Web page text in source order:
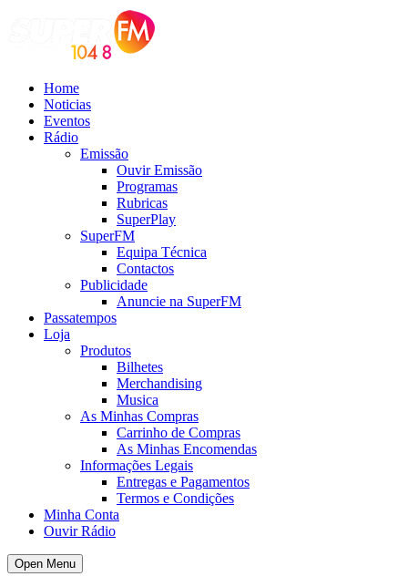
Home
Noticias
Eventos
Rádio
Emissão
Ouvir Emissão
Programas
Rubricas
SuperPlay
SuperFM
Equipa Técnica
Contactos
Publicidade
Anuncie na SuperFM
Passatempos
Loja
Produtos
Bilhetes
Merchandising
Musica
As Minhas Compras
Carrinho de Compras
As Minhas Encomendas
Informações Legais
Entregas e Pagamentos
Termos e Condições
Minha Conta
Ouvir Rádio
Open Menu